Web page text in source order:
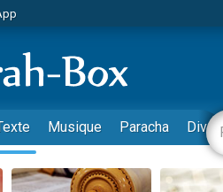
de vacances aux Orphelins
80 ans, dans un appartement insalubre
Musique Paracha